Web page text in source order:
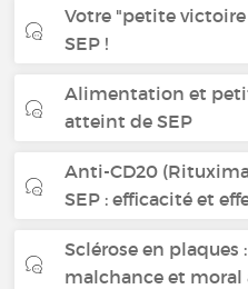
Votre "petite
SEP !
Alimentation et
atteint de SEP
Anti-CD20
SEP : efficacité et
Sclérose en plaques
malchance et